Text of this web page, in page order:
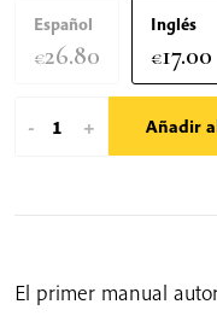
Español
€26.80
Inglés
€17.00
-
Los
Educadores
Mundo
+ Añadir
El primer manual